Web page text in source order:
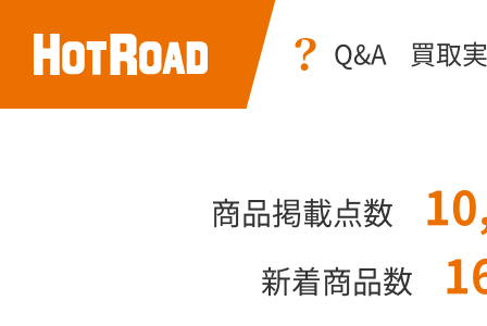
Q&A 買取
商品掲載点数
新着商品数